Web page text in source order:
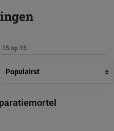
15 op 15